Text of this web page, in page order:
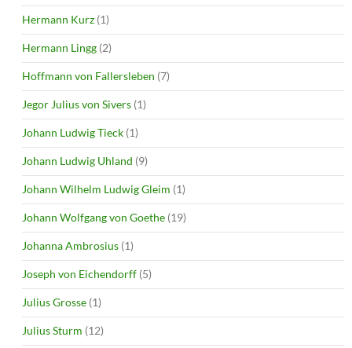
Hermann Kurz (1)
Hermann Lingg (2)
Hoffmann von Fallersleben (7)
Jegor Julius von Sivers (1)
Johann Ludwig Tieck (1)
Johann Ludwig Uhland (9)
Johann Wilhelm Ludwig Gleim (1)
Johann Wolfgang von Goethe (19)
Johanna Ambrosius (1)
Joseph von Eichendorff (5)
Julius Grosse (1)
Julius Sturm (12)